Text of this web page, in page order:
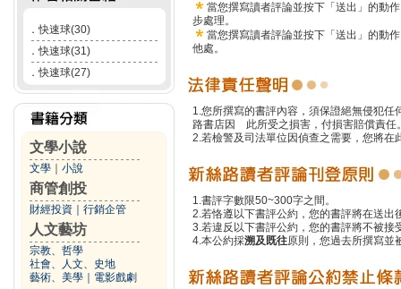
．快速球(30)
．快速球(31)
．快速球(27)
文學小說
文學 小說
商管創投
財經投資 行銷企管
人文藝坊
宗教、哲學
社會、人文、史地
藝術、美學
電影戲劇
當您撰寫讀者評論並按下「送出」的動
步處理。
當您撰寫讀者評論並按下「送出」的動
他處。
1.您所撰寫的書評內容，須保證絕無侵犯
路書店因 此所受之損害，付損害賠償責任
2.若檢警及司法單位因偵查之需要，您將
1.書評字數限50~300字之間。
2.若恪遵以下書評公約，您的書評將在送
3.若違反以下書評公約，您的書評將不被接
4.本公約採溯及既往原則，您過去所撰寫並